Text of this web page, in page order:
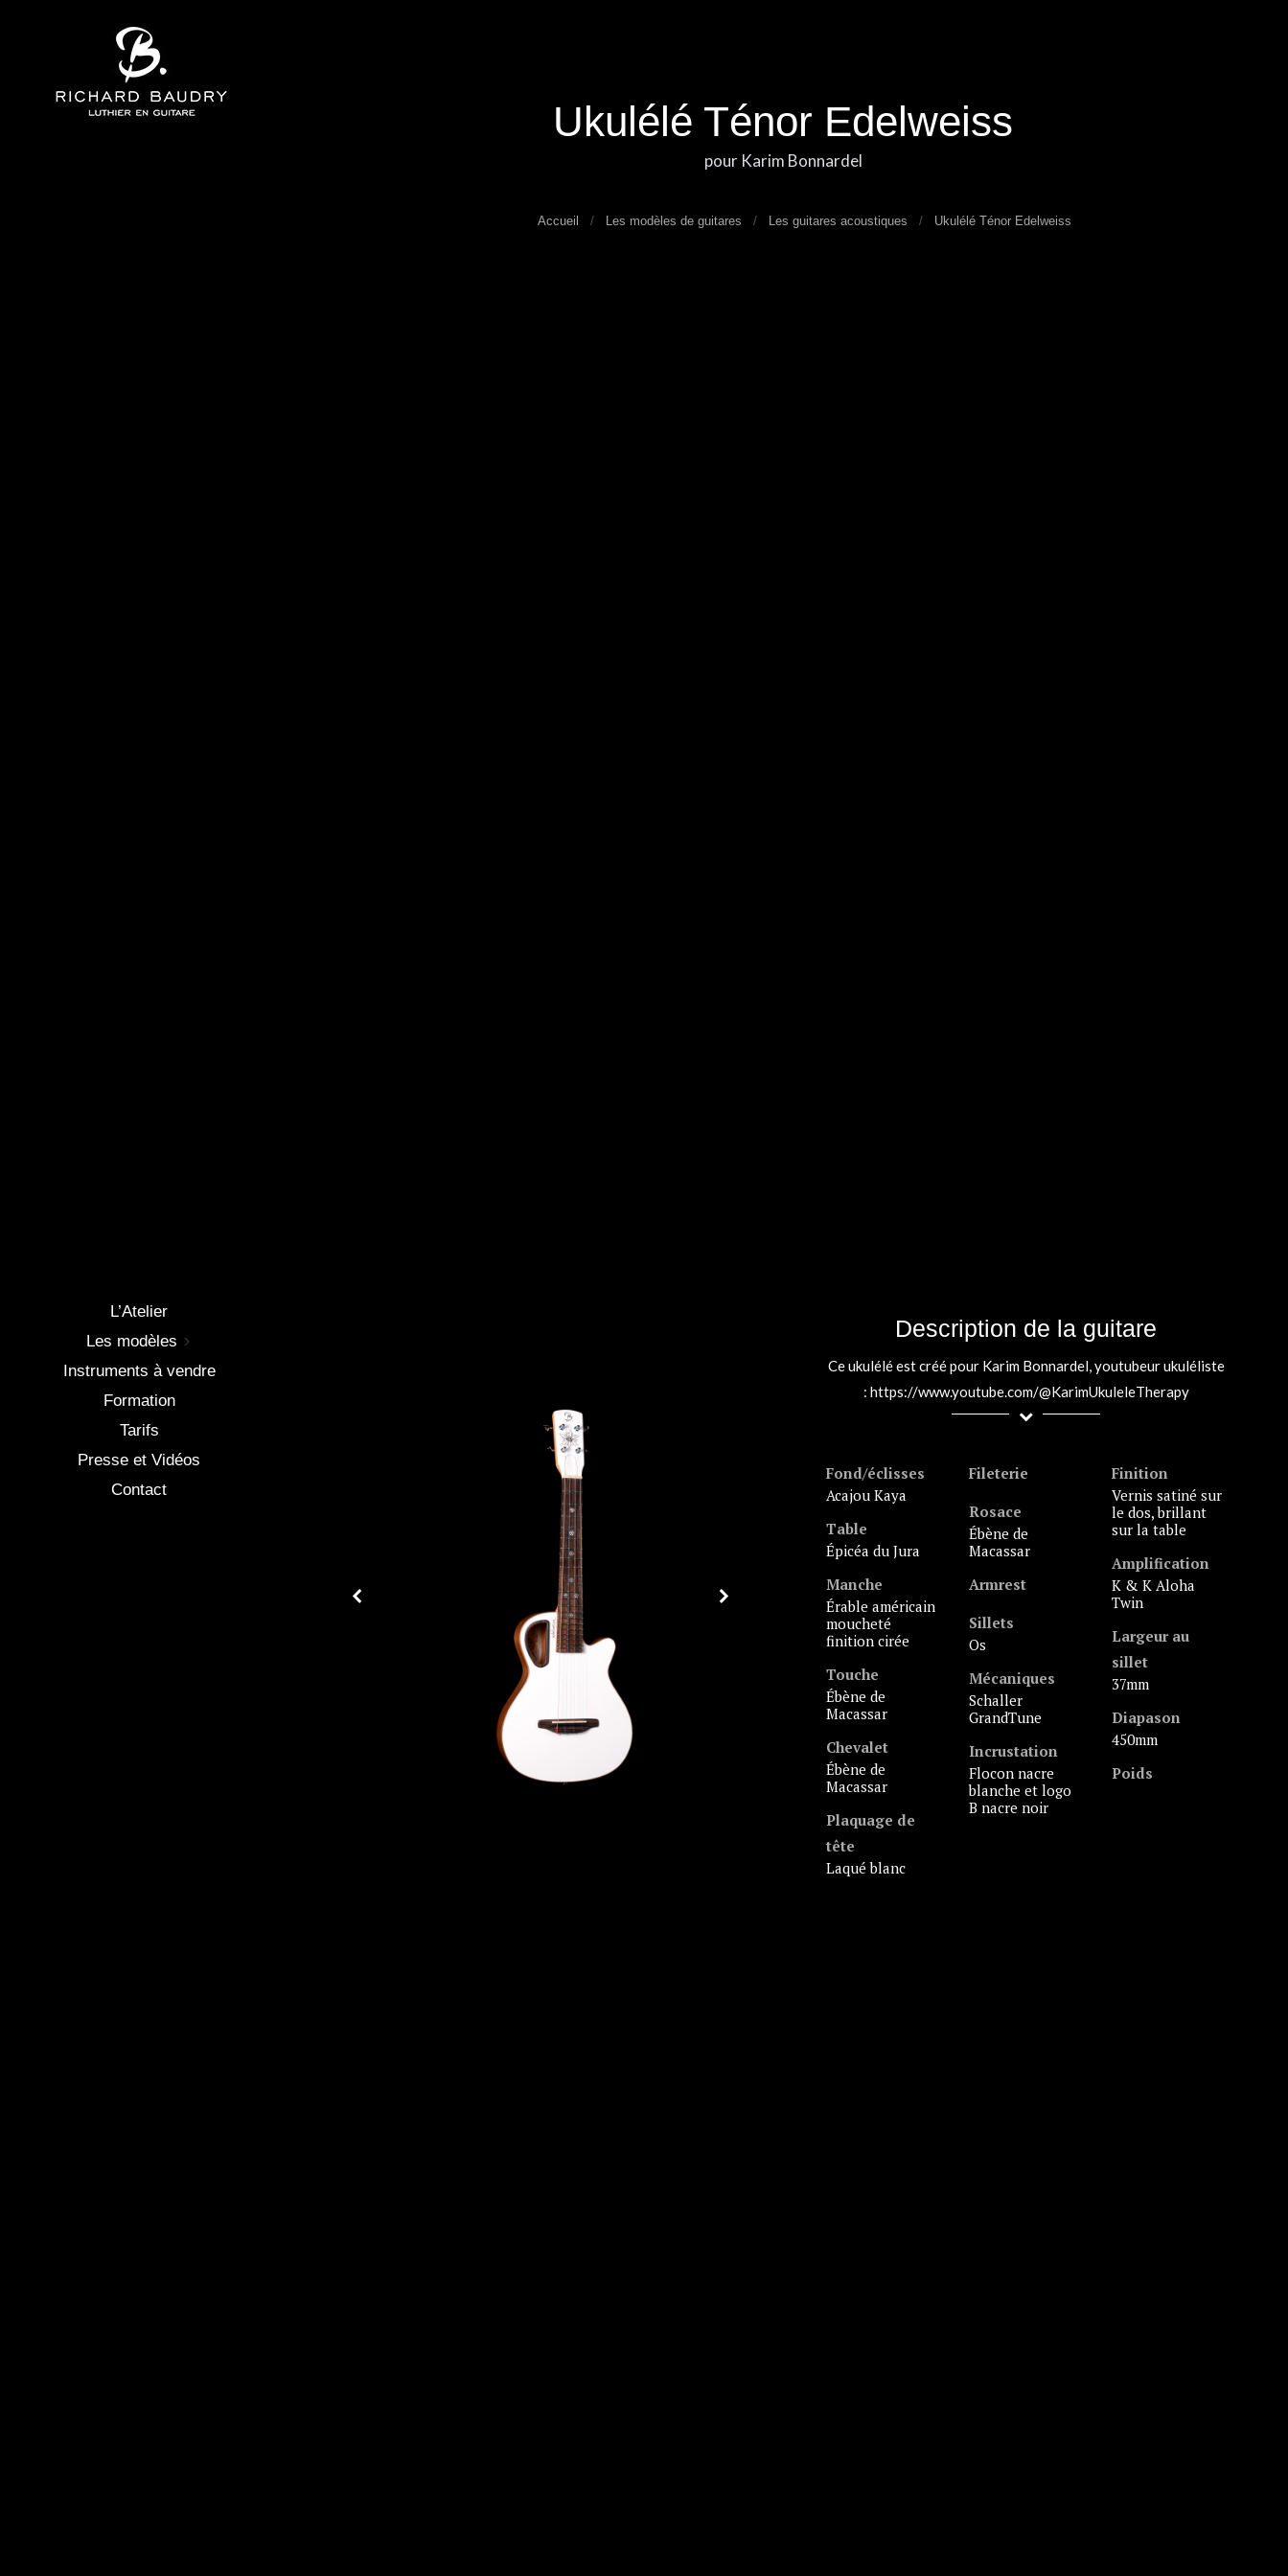
L’Atelier
Les modèles
Instruments à vendre
Formation
Tarifs
Presse et Vidéos
Contact
Ukulélé Ténor Edelweiss
pour Karim Bonnardel
Accueil Les modèles de guitares Les guitares acoustiques Ukulélé Ténor Edelweiss
Description de la guitare
Ce ukulélé est créé pour Karim Bonnardel, youtubeur ukuléliste
: https://www.youtube.com/@KarimUkuleleTherapy
Fond/éclisses
acajou Kaya
Table
épicéa du Jura
Manche
érable américain
moucheté
finition cirée
Touche
ébène de
Macassar
Chevalet
ébène de
Macassar
Plaquage de
tête
laqué blanc
Fileterie
Rosace
ébène de
Macassar
Armrest
Sillets
Os
Mécaniques
Schaller
GrandTune
Incrustation
flocon nacre
blanche et logo
B nacre noir
Finition
vernis satiné sur
le dos, brillant
sur la table
Amplification
K & K Aloha
Twin
Largeur au
sillet
37mm
Diapason
450mm
Poids